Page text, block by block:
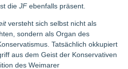
die JF ebenfalls präsent.
versteht sich selbst nicht als
sondern als Organ des
Tatsächlich okkupiert
aus dem Geist der Konservativen
des Weimarer